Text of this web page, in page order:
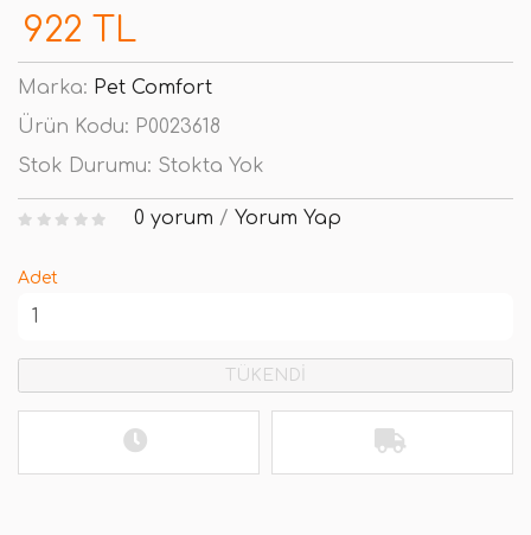
922 TL
Marka: Pet Comfort
Ürün Kodu: P0023618
Stok Durumu: Stokta Yok
0 yorum / Yorum Yap
Adet
TÜKENDİ